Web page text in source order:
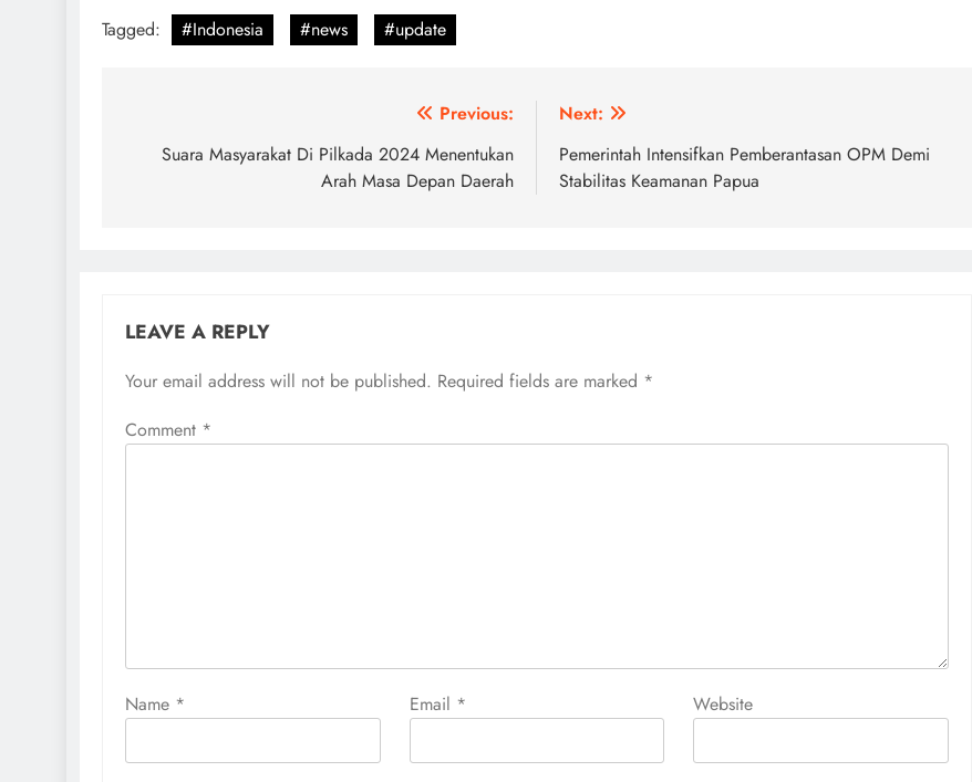
Tagged: #Indonesia #news #update
navigation
Previous:
Suara Masyarakat Di Pilkada 2024 Menentukan
Arah Masa Depan Daerah
Next:
Pemerintah Intensifkan Pemberantasan OPM Demi
Stabilitas Keamanan Papua
LEAVE A REPLY
Your email address will not be published. Required fields are marked *
Comment *
Name * Email * Website